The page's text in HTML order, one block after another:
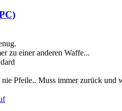
zu einer anderen Waffe...
Pfeile.. Muss immer zurück und